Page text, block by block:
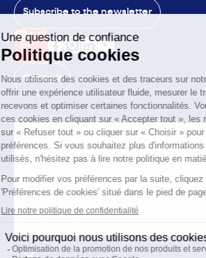
Subscribe to the newsletter
Contact
The exhibition
The voice
Solutions
News